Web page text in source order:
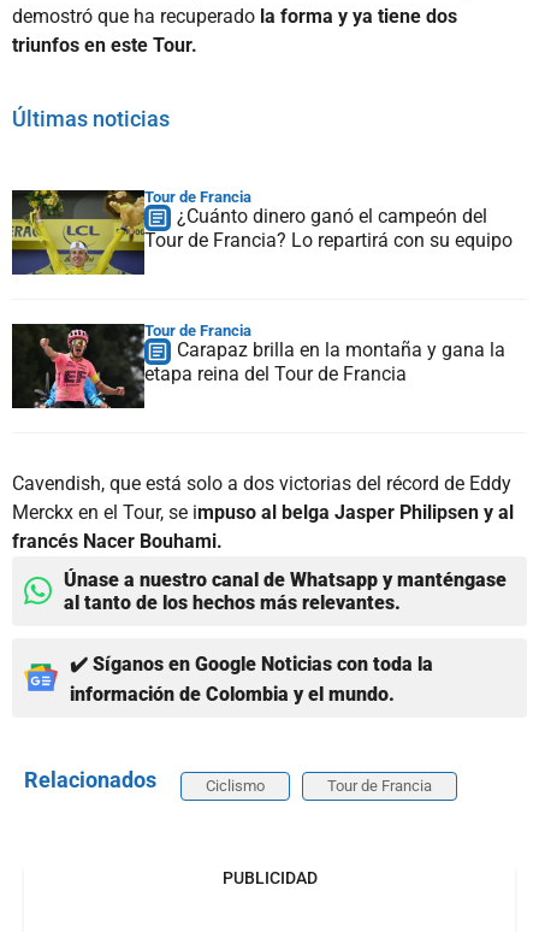
demostró que ha recuperado la forma y ya tiene dos
triunfos en este Tour.
Últimas noticias
Tour de Francia
¿Cuánto dinero ganó el campeón del
Tour de Francia? Lo repartirá con su equipo
Tour de Francia
Carapaz brilla en la montaña y gana la
etapa reina del Tour de Francia
Cavendish, que está solo a dos victorias del récord de Eddy
Merckx en el Tour, se impuso al belga Jasper Philipsen y al
francés Nacer Bouhami.
Únase a nuestro canal de Whatsapp y manténgase
al tanto de los hechos más relevantes.
✔️ Síganos en Google Noticias con toda la
información de Colombia y el mundo.
Relacionados Ciclismo Tour de Francia
PUBLICIDAD